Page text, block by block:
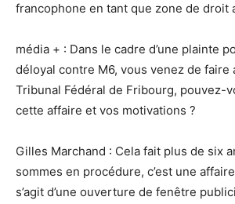
francophone en tant que zone de droit
média + : Dans le cadre d’une plainte
déloyal contre M6, vous venez de faire
Tribunal Fédéral de Fribourg, pouvez-
cette affaire et vos motivations ?
Gilles Marchand : Cela fait plus de six
sommes en procédure, c’est une
s’agit d’une ouverture de fenêtre